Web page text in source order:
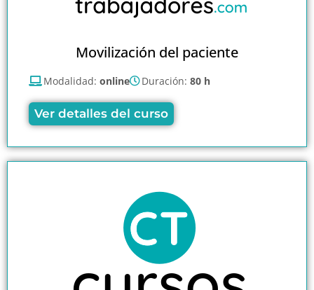
Movilización del paciente
Modalidad: online Duración: 80 h
Ver detalles del curso